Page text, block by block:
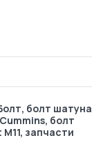
, болт шатуна
болт
запчасти